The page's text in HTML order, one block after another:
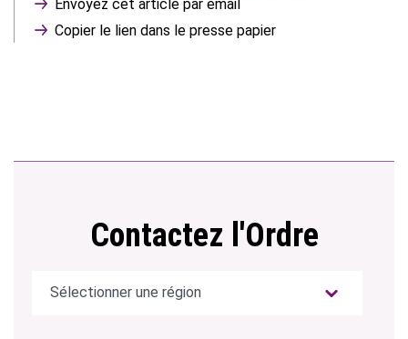
Envoyez cet article par email
Copier le lien dans le presse papier
Contactez l'Ordre